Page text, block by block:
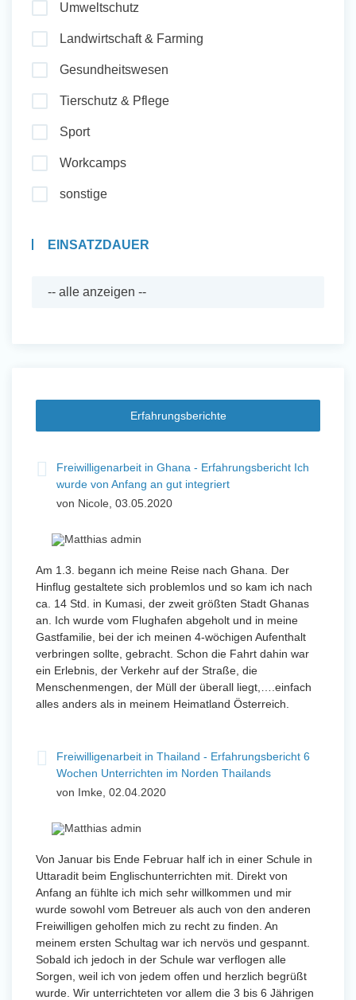
Umweltschutz
Landwirtschaft & Farming
Gesundheitswesen
Tierschutz & Pflege
Sport
Workcamps
sonstige
EINSATZDAUER
Erfahrungsberichte
Freiwilligenarbeit in Ghana - Erfahrungsbericht Ich
wurde von Anfang an gut integriert
von Nicole, 03.05.2020
Am 1.3. begann ich meine Reise nach Ghana. Der
Hinflug gestaltete sich problemlos und so kam ich nach
ca. 14 Std. in Kumasi, der zweit größten Stadt Ghanas
an. Ich wurde vom Flughafen abgeholt und in meine
Gastfamilie, bei der ich meinen 4-wöchigen Aufenthalt
verbringen sollte, gebracht. Schon die Fahrt dahin war
ein Erlebnis, der Verkehr auf der Straße, die
Menschenmengen, der Müll der überall liegt,….einfach
alles anders als in meinem Heimatland Österreich.
Freiwilligenarbeit in Thailand - Erfahrungsbericht 6
Wochen Unterrichten im Norden Thailands
von Imke, 02.04.2020
Von Januar bis Ende Februar half ich in einer Schule in
Uttaradit beim Englischunterrichten mit. Direkt von
Anfang an fühlte ich mich sehr willkommen und mir
wurde sowohl vom Betreuer als auch von den anderen
Freiwilligen geholfen mich zu recht zu finden. An
meinem ersten Schultag war ich nervös und gespannt.
Sobald ich jedoch in der Schule war verflogen alle
Sorgen, weil ich von jedem offen und herzlich begrüßt
wurde. Wir unterrichteten vor allem die 3 bis 6 Jährigen